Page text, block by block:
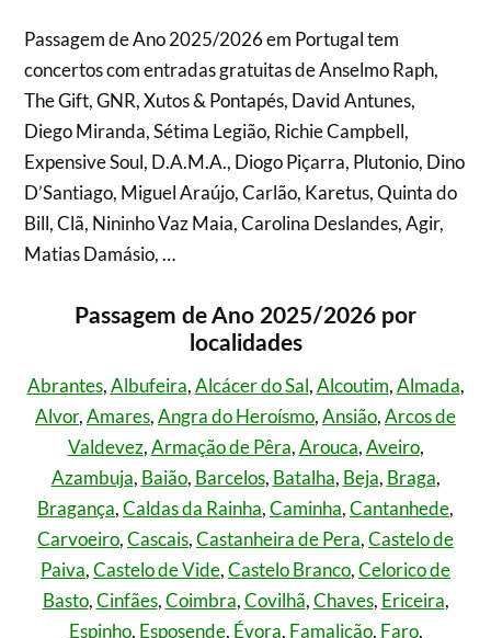
Passagem de Ano 2025/2026 em Portugal tem
concertos com entradas gratuitas de Anselmo Raph,
The Gift, GNR, Xutos & Pontapés, David Antunes,
Diego Miranda, Sétima Legião, Richie Campbell,
Expensive Soul, D.A.M.A., Diogo Piçarra, Plutonio, Dino
D’Santiago, Miguel Araújo, Carlão, Karetus, Quinta do
Bill, Clã, Nininho Vaz Maia, Carolina Deslandes, Agir,
Matias Damásio, …
Passagem de Ano 2025/2026 por
localidades
Abrantes,Albufeira,Alcácer do Sal,Alcoutim,Almada,
Alvor,Amares,Angra do Heroísmo,Ansião,Arcos de
Valdevez,Armação de Pêra,Arouca,Aveiro,
Azambuja, Baião, Barcelos, Batalha, Beja, Braga,
Bragança,Caldas da Rainha,Caminha,Cantanhede,
Carvoeiro,Cascais,Castanheira de Pera,Castelo de
Paiva,Castelo de Vide,Castelo Branco,Celorico de
Basto,Cinfães,Coimbra,Covilhã,Chaves, Ericeira,
Espinho, Esposende, Évora, Famalicão, Faro,